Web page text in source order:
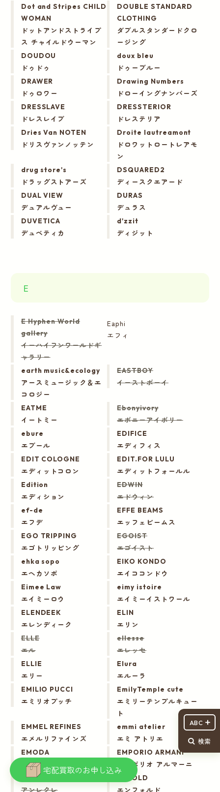
宅配買取のお申し込み
ABC
検索
Dot and Stripes CHILD
WOMAN
ドットアンドストライプ
ス チャイルドウーマン
DOUBLE STANDARD
CLOTHING
ダブルスタンダードクロ
ージング
DOUDOU
ドゥドゥ
doux bleu
ドゥーブルー
DRAWER
ドゥロワー
Drawing Numbers
ドローイングナンバーズ
DRESSLAVE
ドレスレイブ
DRESSTERIOR
ドレステリア
Dries Van NOTEN
ドリスヴァンノッテン
Droite lautreamont
ドロワットロートレアモ
ン
drug store's
ドラッグストアーズ
DSQUARED2
ディースクエアード
DUAL VIEW
デュアルヴュー
DURAS
デュラス
DUVETICA
デュベティカ
d'zzit
ディジット
E
E Hyphen World
gallery
イーハイフンワールドギ
ャラリー
Eaphi
エフィ
earth music&ecology
アースミュージック＆エ
コロジー
EASTBOY
イーストボーイ
EATME
イートミー
Ebonyivory
エボニーアイボリー
ebure
エブール
EDIFICE
エディフィス
EDIT COLOGNE
エディットコロン
EDIT.FOR LULU
エディットフォールル
Edition
エディション
EDWIN
エドウィン
ef-de
エフデ
EFFE BEAMS
エッフェビームス
EGO TRIPPING
エゴトリッピング
EGOIST
エゴイスト
ehka sopo
エヘカソポ
EIKO KONDO
エイココンドウ
Eimee Law
エイミーロウ
eimy istoire
エイミーイストワール
ELENDEEK
エレンディーク
ELIN
エリン
ELLE
エル
ellesse
エレッセ
ELLIE
エリー
Elura
エルーラ
EMILIO PUCCI
エミリオプッチ
EmilyTemple cute
エミリーテンプルキュー
ト
EMMEL REFINES
エメルリファインズ
emmi atelier
エミ アトリエ
EMODA
エモダ
EMPORIO ARMANI
エンポリオ アルマーニ
en recre
アンレクレ
ENFOLD
エンフォルド